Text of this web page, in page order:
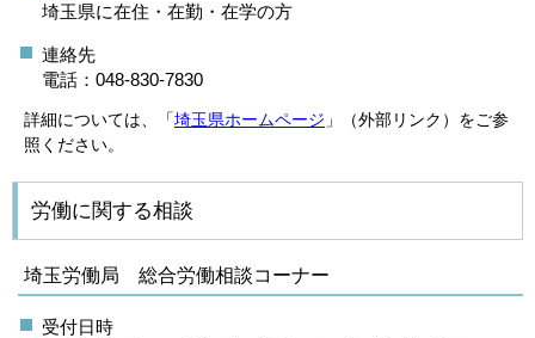
埼玉県に在住・在勤・在学の方
連絡先
電話：048-830-7830
詳細については、「埼玉県ホームページ 」（外部リンク）をご参
照ください。
労働に関する相談
埼玉労働局 総合労働相談コーナー
受付日時